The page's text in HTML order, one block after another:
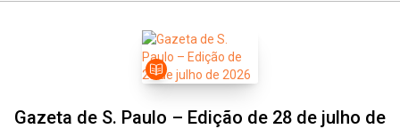
Gazeta de S. Paulo – Edição de 28 de julho de